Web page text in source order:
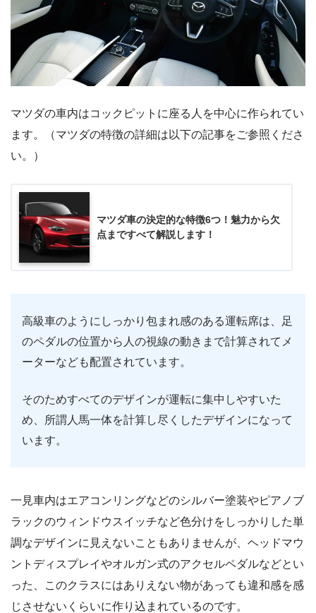
マツダの車内はコックピットに座る人を中心に作られてい
ます。（マツダの特徴の詳細は以下の記事をご参照くださ
い。）
マツダ車の決定的な特徴6つ！魅力から欠
点まですべて解説します！
高級車のようにしっかり包まれ感のある運転席は、足
のペダルの位置から人の視線の動きまで計算されてメ
ーターなども配置されています。
そのためすべてのデザインが運転に集中しやすいた
め、所謂人馬一体を計算し尽くしたデザインになって
います。
一見車内はエアコンリングなどのシルバー塗装やピアノブ
ラックのウィンドウスイッチなど色分けをしっかりした単
調なデザインに見えないこともありませんが、ヘッドマウ
ントディスプレイやオルガン式のアクセルペダルなどとい
った、このクラスにはありえない物があっても違和感を感
じさせないくらいに作り込まれているのです。